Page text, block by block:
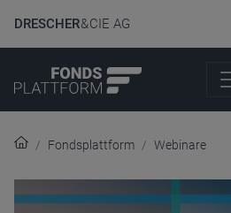
DRESCHER& CIE AG
Fondsplattform Webinare